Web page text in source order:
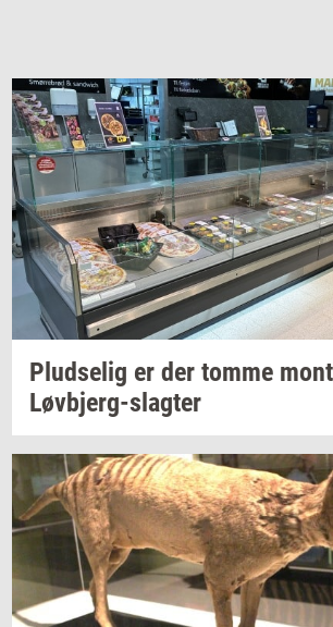
Plud­se­lig er der tomme
Løvbjerg-​slagter